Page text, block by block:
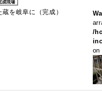
/
成現場
を岐阜に（完成）